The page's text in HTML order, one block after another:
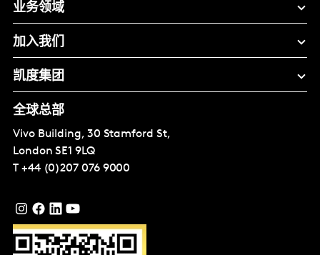
业务领域
加入我们
凯度集团
全球总部
Vivo Building, 30 Stamford St,
London SE1 9LQ
T +44 (0)207 076 9000